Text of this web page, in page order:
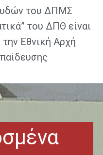
του ΔΠΜΣ
του ΔΠΘ είναι
Εθνική Αρχή